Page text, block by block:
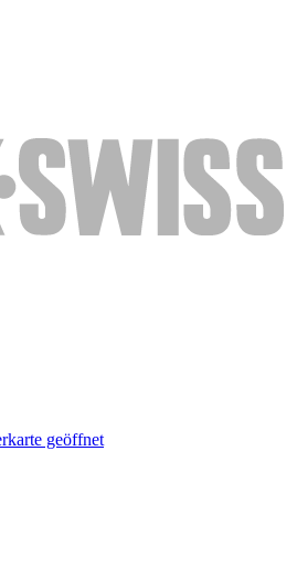
geöffnet